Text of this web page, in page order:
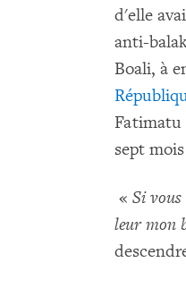
d'elle
anti-
Boali, à
Fatimatu
sept
« Si
leur mon